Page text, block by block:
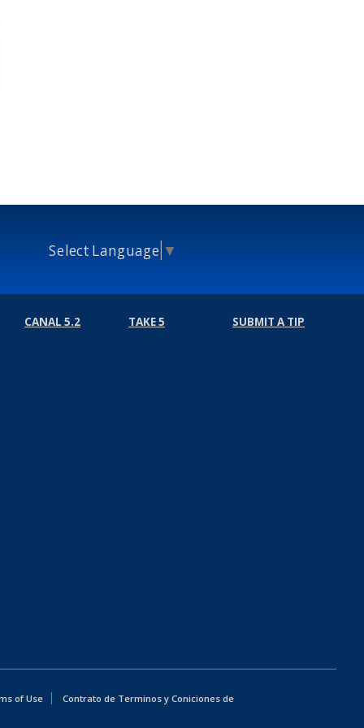
Select Language ▼
CANAL 5.2 TAKE 5 SUBMIT A TIP
of Use
Contrato de Terminos y Coniciones de